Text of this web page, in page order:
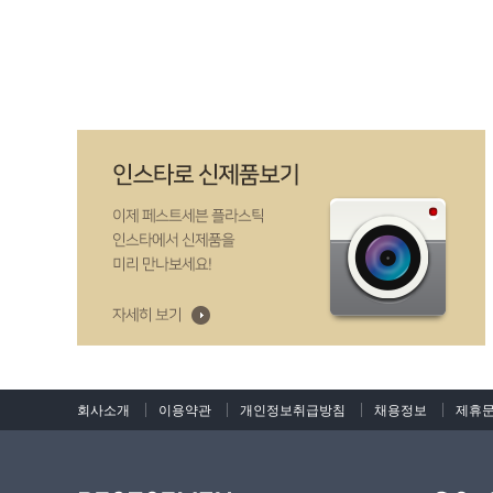
회사소개 이용약관 개인정보취급방침 채용정보 제휴